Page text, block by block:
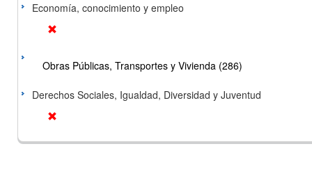
Economía, conocimiento y empleo
Obras Públicas, Transportes y Vivienda (286)
Derechos Sociales, Igualdad, Diversidad y Juventud